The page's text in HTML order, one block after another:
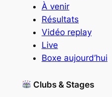
À venir
Résultats
Vidéo replay
Live
Boxe aujourd’hui
Clubs & Stages